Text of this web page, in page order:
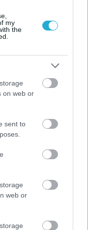
my
the
on web or
sent to
web or
στο τουρνουά του
κόντρα
Παγκόσμιο